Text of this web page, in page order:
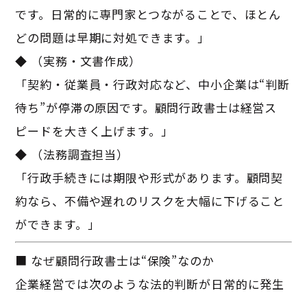
です。日常的に専門家とつながることで、ほとん
どの問題は早期に対処できます。」
◆ （実務・文書作成）
「契約・従業員・行政対応など、中小企業は“判断
待ち”が停滞の原因です。顧問行政書士は経営ス
ピードを大きく上げます。」
◆ （法務調査担当）
「行政手続きには期限や形式があります。顧問契
約なら、不備や遅れのリスクを大幅に下げること
ができます。」
■ なぜ顧問行政書士は“保険”なのか
企業経営では次のような法的判断が日常的に発生